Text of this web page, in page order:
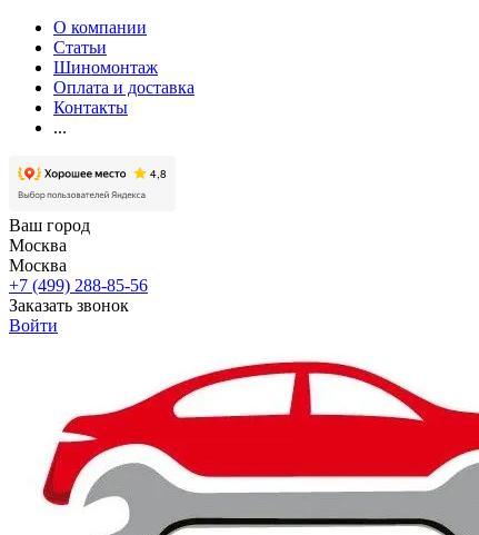
О компании
Статьи
Шиномонтаж
Оплата и доставка
Контакты
...
Ваш город
Москва
Москва
+7 (499) 288-85-56
Заказать звонок
Войти